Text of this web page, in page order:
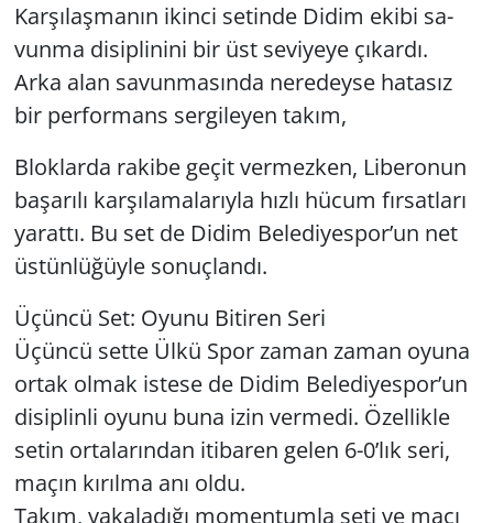
Kar­şı­laş­ma­nın ikin­ci se­tin­de Didim ekibi sa­
vun­ma di­sip­li­ni­ni bir üst se­vi­ye­ye çı­kar­dı.
Arka alan sa­vun­ma­sın­da ne­re­dey­se ha­ta­sız
bir per­for­mans ser­gi­le­yen takım,
Blok­lar­da ra­ki­be geçit ver­mez­ken, Li­be­ro­nun
ba­şa­rı­lı kar­şı­la­ma­la­rıy­la hızlı hücum fır­sat­la­rı
ya­rat­tı. Bu set de Didim Be­le­di­yes­por’un net
üs­tün­lü­ğüy­le so­nuç­lan­dı.
Üçün­cü Set: Oyunu Bi­ti­ren Seri
Üçün­cü sette Ülkü Spor zaman zaman oyuna
ortak olmak is­te­se de Didim Be­le­di­yes­por’un
di­sip­lin­li oyunu buna izin ver­me­di. Özel­lik­le
setin or­ta­la­rın­dan iti­ba­ren gelen 6-0’lık seri,
maçın kı­rıl­ma anı oldu.
Takım, ya­ka­la­dı­ğı mo­men­tum­la seti ve maçı